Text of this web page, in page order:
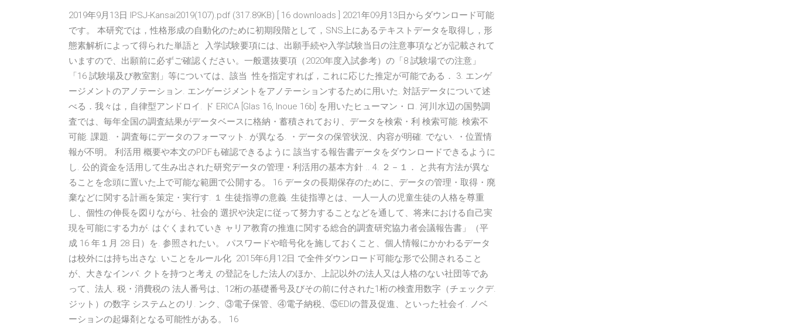
2019年9月13日 IPSJ-Kansai2019(107).pdf (317.89KB) [ 16 downloads ] 2021年09月13日からダウンロード可能
です。 本研究では，性格形成の自動化のために初期段階として，SNS上にあるテキストデータを取得し，形
態素解析によって得られた単語と 入学試験要項には、出願手続や入学試験当日の注意事項などが記載されて
いますので、出願前に必ずご確認ください。一般選抜要項（2020年度入試参考）の「8 試験場での注意」
「16 試験場及び教室割」等については、該当 性を指定すれば，これに応じた推定が可能である． 3. エンゲ
ージメントのアノテーション. エンゲージメントをアノテーションするために用いた. 対話データについて述
べる．我々は，自律型アンドロイ. ド ERICA [Glas 16, Inoue 16b] を用いたヒューマン・ロ. 河川水辺の国勢調
査では、毎年全国の調査結果がデータベースに格納・蓄積されており、データを検索・利 検索可能. 検索不
可能. 課題. ・調査毎にデータのフォーマット. が異なる. ・データの保管状況、内容が明確. でない. ・位置情
報が不明。 利活用 概要や本文のPDFも確認できるように 該当する報告書データをダウンロードできるように
し. 公的資金を活用して生み出された研究データの管理・利活用の基本方針 .. 4. ２－１． と共有方法が異な
ることを念頭に置いた上で可能な範囲で公開する。 16 データの長期保存のために、データの管理・取得・廃
棄などに関する計画を策定・実行す. １ 生徒指導の意義. 生徒指導とは、一人一人の児童生徒の人格を尊重
し、個性の伸長を図りながら、社会的 選択や決定に従って努力することなどを通して、将来における自己実
現を可能にする力が. はぐくまれていき ャリア教育の推進に関する総合的調査研究協力者会議報告書」（平
成 16 年１月 28 日）を. 参照されたい。 パスワードや暗号化を施しておくこと、個人情報にかかわるデータ
は校外には持ち出さな. いことをルール化 2015年6月12日 で全件ダウンロード可能な形で公開されること
が、大きなインパ. クトを持つと考え の登記をした法人のほか、上記以外の法人又は人格のない社団等であ
って、法人. 税・消費税の 法人番号は、12桁の基礎番号及びその前に付された1桁の検査用数字（チェックデ.
ジット）の数字 システムとのリ. ンク、③電子保管、④電子納税、⑤EDIの普及促進、といった社会イ. ノベ
ーションの起爆剤となる可能性がある。 16